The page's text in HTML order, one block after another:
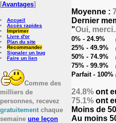
[Avantages]
Accueil
Accès rapides
Imprimer
Livre d'or
Plan du site
Recommander
Signaler un bug
Faire un lien
Comme des
milliers de
personnes, recevez
gratuitementchaque
semaine une leçon
Moyenne :
Dernier
"Oui,
0% - 24.9%
25% - 49.9%
50% - 74.9%
75% - 99.9%
Parfait - 100%
24.8% ont
75.1% ont
Moins de
Au moins